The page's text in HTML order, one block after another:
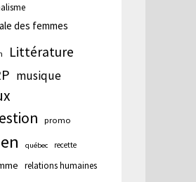
des femmes
Littérature
musique
promo
québec recette
relations humaines